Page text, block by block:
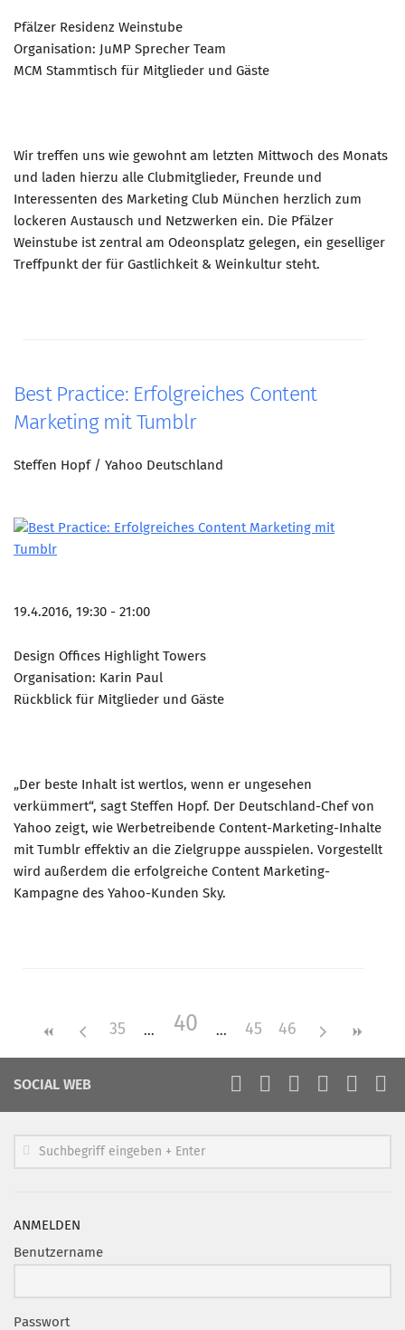
Pfälzer Residenz Weinstube
Organisation: JuMP Sprecher Team
MCM Stammtisch für Mitglieder und Gäste
Wir treffen uns wie gewohnt am letzten Mittwoch des Monats
und laden hierzu alle Clubmitglieder, Freunde und
Interessenten des Marketing Club München herzlich zum
lockeren Austausch und Netzwerken ein. Die Pfälzer
Weinstube ist zentral am Odeonsplatz gelegen, ein geselliger
Treffpunkt der für Gastlichkeit & Weinkultur steht.
Best Practice: Erfolgreiches Content
Marketing mit Tumblr
Steffen Hopf / Yahoo Deutschland
19.4.2016, 19:30 - 21:00
Design Offices Highlight Towers
Organisation: Karin Paul
Rückblick für Mitglieder und Gäste
„Der beste Inhalt ist wertlos, wenn er ungesehen
verkümmert“, sagt Steffen Hopf. Der Deutschland-Chef von
Yahoo zeigt, wie Werbetreibende Content-Marketing-Inhalte
mit Tumblr effektiv an die Zielgruppe ausspielen. Vorgestellt
wird außerdem die erfolgreiche Content Marketing-
Kampagne des Yahoo-Kunden Sky.
35 40 45 46
SOCIAL WEB
ANMELDEN
Benutzername
Passwort